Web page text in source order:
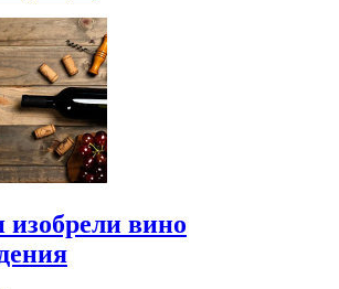
изобрели вино